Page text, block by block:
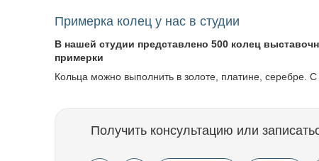
Примерка колец у нас в студии
В нашей студии представлено 500 колец
примерки
Кольца можно выполнить в золоте, платине, серебре.
Получить консультацию или